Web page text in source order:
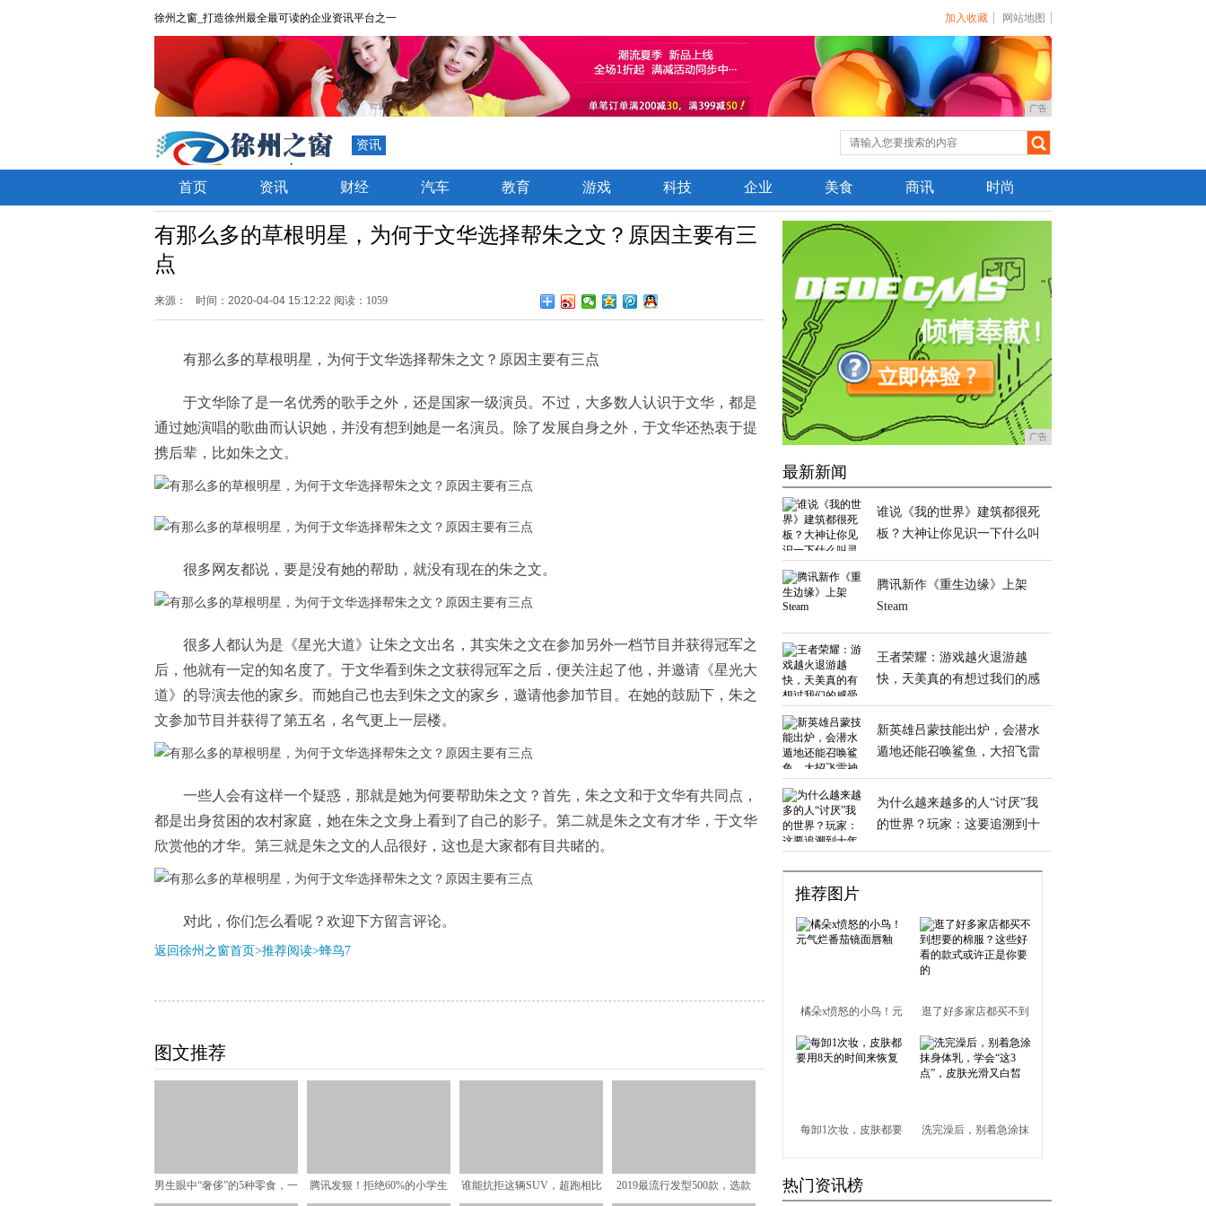
徐州之窗_打造徐州最全最可读的企业资讯平台之一 加入收藏 网站地图
广告
资讯
首页 资讯 财经 汽车 教育 游戏 科技 企业 美食 商讯 时尚
有那么多的草根明星，为何于文华选择帮朱之文？原因主要有三
点
来源： 时间：2020-04-04 15:12:22 阅读：1059
有那么多的草根明星，为何于文华选择帮朱之文？原因主要有三点
于文华除了是一名优秀的歌手之外，还是国家一级演员。不过，大多数人认识于文华，都是
通过她演唱的歌曲而认识她，并没有想到她是一名演员。除了发展自身之外，于文华还热衷于提
携后辈，比如朱之文。
很多网友都说，要是没有她的帮助，就没有现在的朱之文。
很多人都认为是《星光大道》让朱之文出名，其实朱之文在参加另外一档节目并获得冠军之
后，他就有一定的知名度了。于文华看到朱之文获得冠军之后，便关注起了他，并邀请《星光大
道》的导演去他的家乡。而她自己也去到朱之文的家乡，邀请他参加节目。在她的鼓励下，朱之
文参加节目并获得了第五名，名气更上一层楼。
一些人会有这样一个疑惑，那就是她为何要帮助朱之文？首先，朱之文和于文华有共同点，
都是出身贫困的农村家庭，她在朱之文身上看到了自己的影子。第二就是朱之文有才华，于文华
欣赏他的才华。第三就是朱之文的人品很好，这也是大家都有目共睹的。
对此，你们怎么看呢？欢迎下方留言评论。
返回徐州之窗首页>推荐阅读>蜂鸟7
图文推荐
男生眼中“奢侈”的5种零食，一
腾讯发狠！拒绝60%的小学生
谁能抗拒这辆SUV，超跑相比
2019最流行发型500款，选款
广告
最新新闻
谁说《我的世界》建筑都很死
板？大神让你见识一下什么叫
腾讯新作《重生边缘》上架
Steam
王者荣耀：游戏越火退游越
快，天美真的有想过我们的感
新英雄吕蒙技能出炉，会潜水
遁地还能召唤鲨鱼，大招飞雷
为什么越来越多的人“讨厌”我
的世界？玩家：这要追溯到十
推荐图片
橘朵x愤怒的小鸟！元
气烂番茄镜面唇釉
逛了好多家店都买不到
想要的棉服？这些好看
的款式或许正是你要的
每卸1次妆，皮肤都要 洗完澡后，别着急涂抹
热门资讯榜